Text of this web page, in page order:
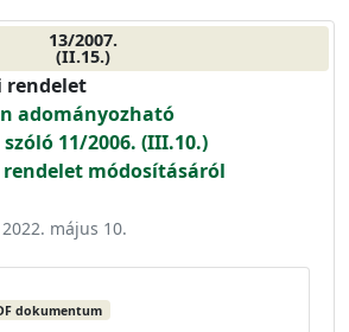
13/2007.
(II.15.)
rendelet
adományozható
11/2006. (III.10.)
módosításáról
május 10.
dokumentum